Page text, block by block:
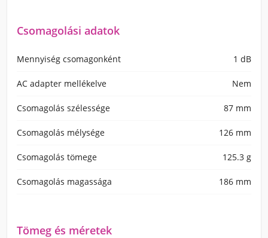
Csomagolási adatok
Mennyiség csomagonként 1 dB
AC adapter mellékelve Nem
Csomagolás szélessége 87 mm
Csomagolás mélysége 126 mm
Csomagolás tömege 125.3 g
Csomagolás magassága 186 mm
Tömeg és méretek